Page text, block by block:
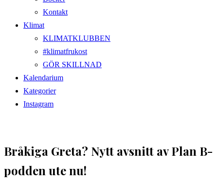
Kontakt
Klimat
KLIMATKLUBBEN
#klimatfrukost
GÖR SKILLNAD
Kalendarium
Kategorier
Instagram
Bråkiga Greta? Nytt avsnitt av Plan B-
podden ute nu!